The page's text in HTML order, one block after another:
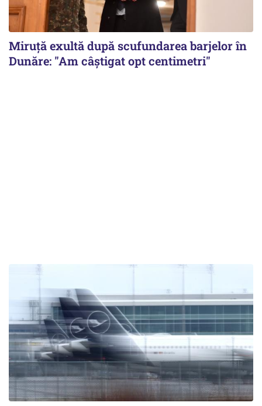
Miruță exultă după scufundarea barjelor în
Dunăre: "Am câștigat opt centimetri"